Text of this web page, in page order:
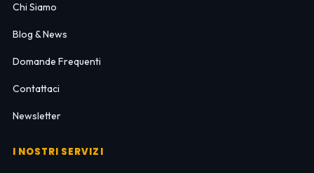
Chi Siamo
Blog & News
Domande Frequenti
Contattaci
Newsletter
I NOSTRI SERVIZI